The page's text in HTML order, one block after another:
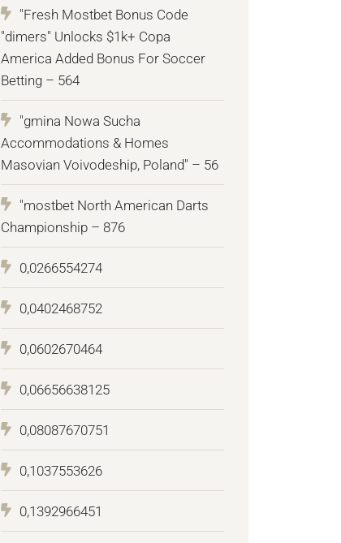
"Fresh Mostbet Bonus Code
"dimers" Unlocks $1k+ Copa
America Added Bonus For Soccer
Betting – 564
"gmina Nowa Sucha
Accommodations & Homes
Masovian Voivodeship, Poland" – 56
"mostbet North American Darts
Championship – 876
0,0266554274
0,0402468752
0,0602670464
0,06656638125
0,08087670751
0,1037553626
0,1392966451